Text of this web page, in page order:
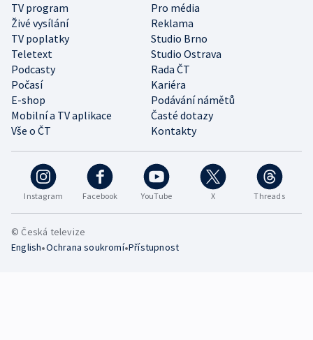
Instagram Facebook YouTube X Threads
TV program
Pro média
Živé vysílání
Reklama
TV poplatky
Studio Brno
Teletext
Studio Ostrava
Podcasty
Rada ČT
Počasí
Kariéra
E-shop
Podávání námětů
Mobilní a TV aplikace
Časté dotazy
Vše o ČT
Kontakty
© Česká televize
English•Ochrana soukromí•Přístupnost